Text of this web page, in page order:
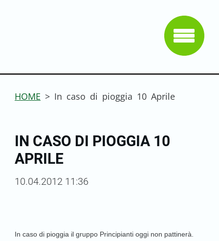
HOME > In caso di pioggia 10 Aprile
IN CASO DI PIOGGIA 10
APRILE
10.04.2012 11:36
In caso di pioggia il gruppo Principianti oggi non pattinerà.